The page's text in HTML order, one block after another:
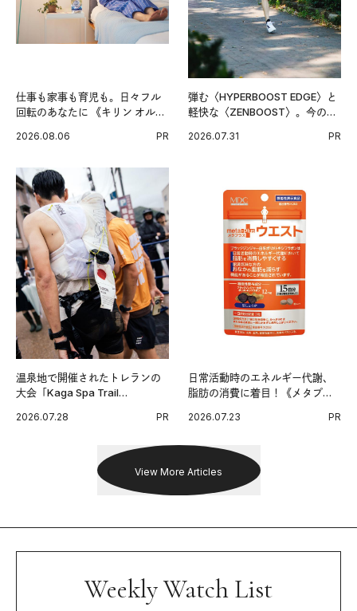
仕事も家事も育児も。日々フル
回転のあなたに 《キリン オルニ
2026.08.06 PR
弾む〈HYPERBOOST EDGE〉と
軽快な〈ZENBOOST〉。今の時
出した新機軸。
2026.07.31 PR
温泉地で開催されたトレランの
大会「Kaga Spa Trail
戦を夢見るランナーたちの奮闘
2026.07.28 PR
日常活動時のエネルギー代謝、
脂肪の消費に着目！《メタプラ
習慣。
2026.07.23 PR
View More Articles
Weekly Watch List